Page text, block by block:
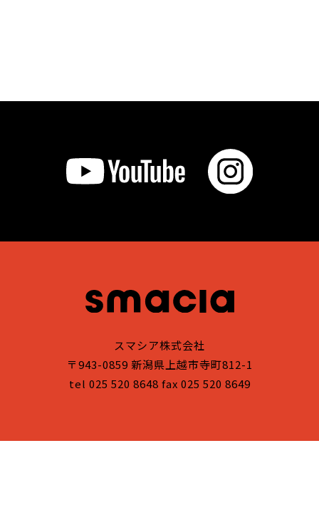
スマシア株式会社
〒943-0859 新潟県上越市寺町812-1
tel 025 520 8648 fax 025 520 8649